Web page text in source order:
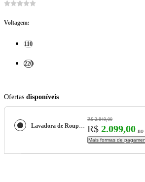
Voltagem:
110
220
Ofertas disponíveis
Lavadora de Roupas Electrolux Efficient 14,5 Kg Branca com Jet&Clean e Sistema de Lavagem inteligente - LEE15
R$ 2.849,00
R$ 2.099,00 no
Mais formas de